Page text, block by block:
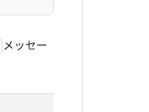
メッセー